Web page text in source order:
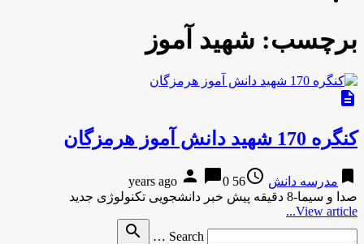
برچسب: شهید آموز
description
کنگره 170 شهید دانش آموز هرمزگان
bookmark مدرسه دانش access_time
56 years ago
person chat_bubble0
صدا و سیما-8 دقیقه پیش خبر دانشجویی تکنولوژی جدید
View article...
Search …
search